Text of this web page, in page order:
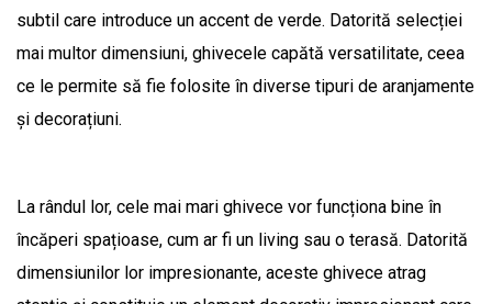
subtil care introduce un accent de verde. Datorită selecției
mai multor dimensiuni, ghivecele capătă versatilitate, ceea
ce le permite să fie folosite în diverse tipuri de aranjamente
și decorațiuni.
La rândul lor, cele mai mari ghivece vor funcționa bine în
încăperi spațioase, cum ar fi un living sau o terasă. Datorită
dimensiunilor lor impresionante, aceste ghivece atrag